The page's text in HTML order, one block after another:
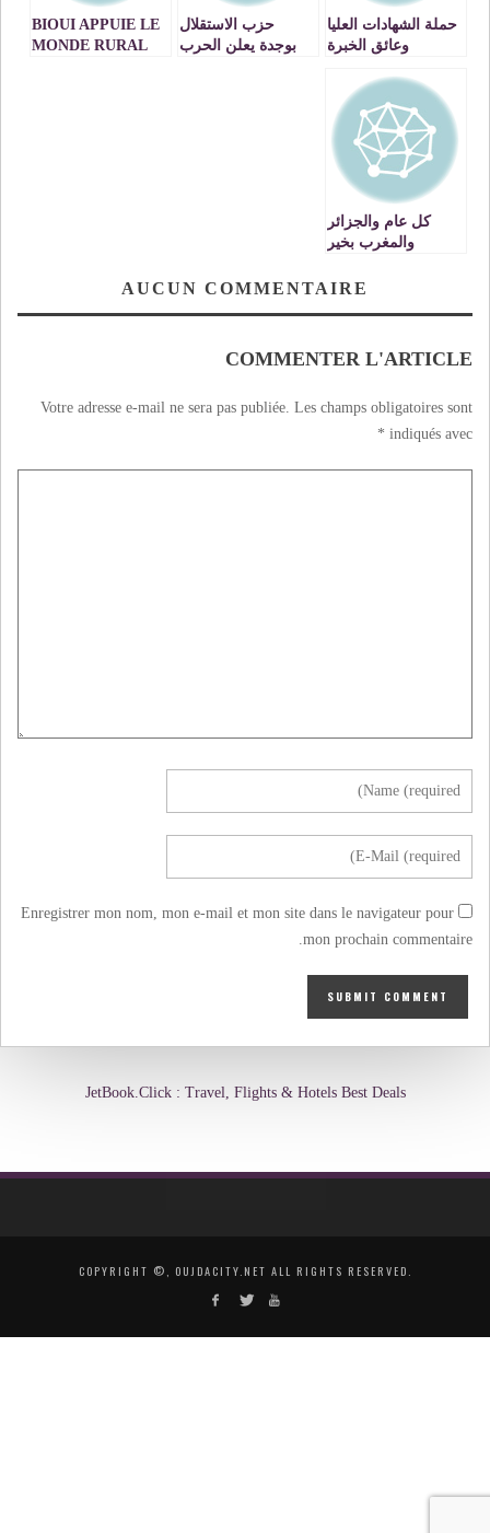
حملة الشهادات العليا
وعائق الخبرة
حزب الاستقلال
بوجدة يعلن الحرب
BIOUI APPUIE LE
MONDE RURAL
كل عام والجزائر
والمغرب بخير
AUCUN COMMENTAIRE
COMMENTER L'ARTICLE
Votre adresse e-mail ne sera pas publiée. Les champs obligatoires sont
indiqués avec
*
Enregistrer mon nom, mon e-mail et mon site dans le navigateur pour
mon prochain commentaire.
JetBook.Click : Travel, Flights & Hotels Best Deals
COPYRIGHT ©, OUJDACITY.NET ALL RIGHTS RESERVED.